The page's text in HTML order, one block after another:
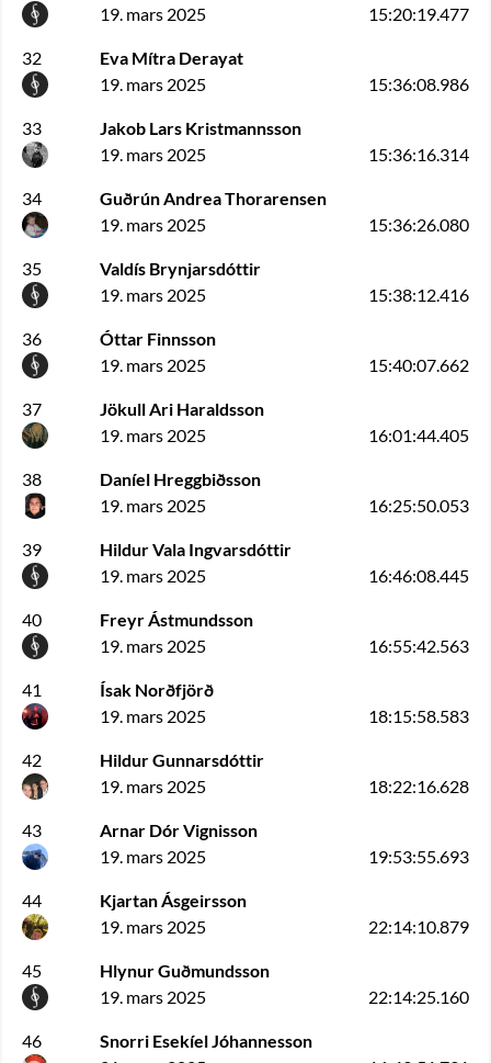
19. mars 2025
15:20:19.477
32
Eva Mítra Derayat
19. mars 2025
15:36:08.986
33
Jakob Lars Kristmannsson
19. mars 2025
15:36:16.314
34
Guðrún Andrea Thorarensen
19. mars 2025
15:36:26.080
35
Valdís Brynjarsdóttir
19. mars 2025
15:38:12.416
36
Óttar Finnsson
19. mars 2025
15:40:07.662
37
Jökull Ari Haraldsson
19. mars 2025
16:01:44.405
38
Daníel Hreggbiðsson
19. mars 2025
16:25:50.053
39
Hildur Vala Ingvarsdóttir
19. mars 2025
16:46:08.445
40
Freyr Ástmundsson
19. mars 2025
16:55:42.563
41
Ísak Norðfjörð
19. mars 2025
18:15:58.583
42
Hildur Gunnarsdóttir
19. mars 2025
18:22:16.628
43
Arnar Dór Vignisson
19. mars 2025
19:53:55.693
44
Kjartan Ásgeirsson
19. mars 2025
22:14:10.879
45
Hlynur Guðmundsson
19. mars 2025
22:14:25.160
46
Snorri Esekíel Jóhannesson